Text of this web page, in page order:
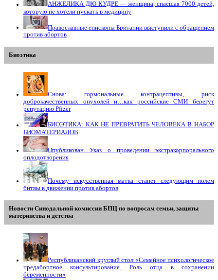
АНЖЕЛИКА ДЮ КУДРЕ — женщина, спасшая 7000 детей,
которую не хотели пускать в медицину
Православные епископы Британии выступили с обращением
против абортов
Биоэтика
Снова: гормональные контрацептивы, риск
доброкачественных опухолей и…как российские СМИ берегут
репутацию Pfizer
БИОЭТИКА: КАК НЕ ПРЕВРАТИТЬ ЧЕЛОВЕКА В НАБОР
БИОМАТЕРИАЛОВ
Опубликован Указ о проведении экстракорпорального
оплодотворения
Почему искусственная матка станет следующим полем
битвы в движении против абортов
Новости Синодальной комиссии БПЦ по вопросам семьи, защиты
материнства и детства
Республиканский круглый стол «Семейное психологическое
предабортное консультирование. Роль отца в сохранении
беременности»